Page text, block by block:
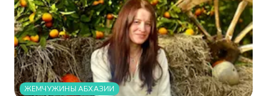
ЖЕМЧУЖИНЫ АБХАЗИИ